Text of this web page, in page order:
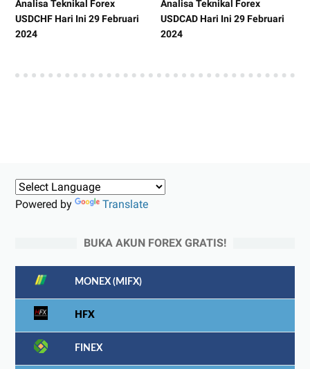
Analisa Teknikal Forex
USDCHF Hari Ini 29 Februari
2024
Analisa Teknikal Forex
USDCAD Hari Ini 29 Februari
2024
Powered by Translate
BUKA AKUN FOREX GRATIS!
MONEX (MIFX)
HFX
FINEX